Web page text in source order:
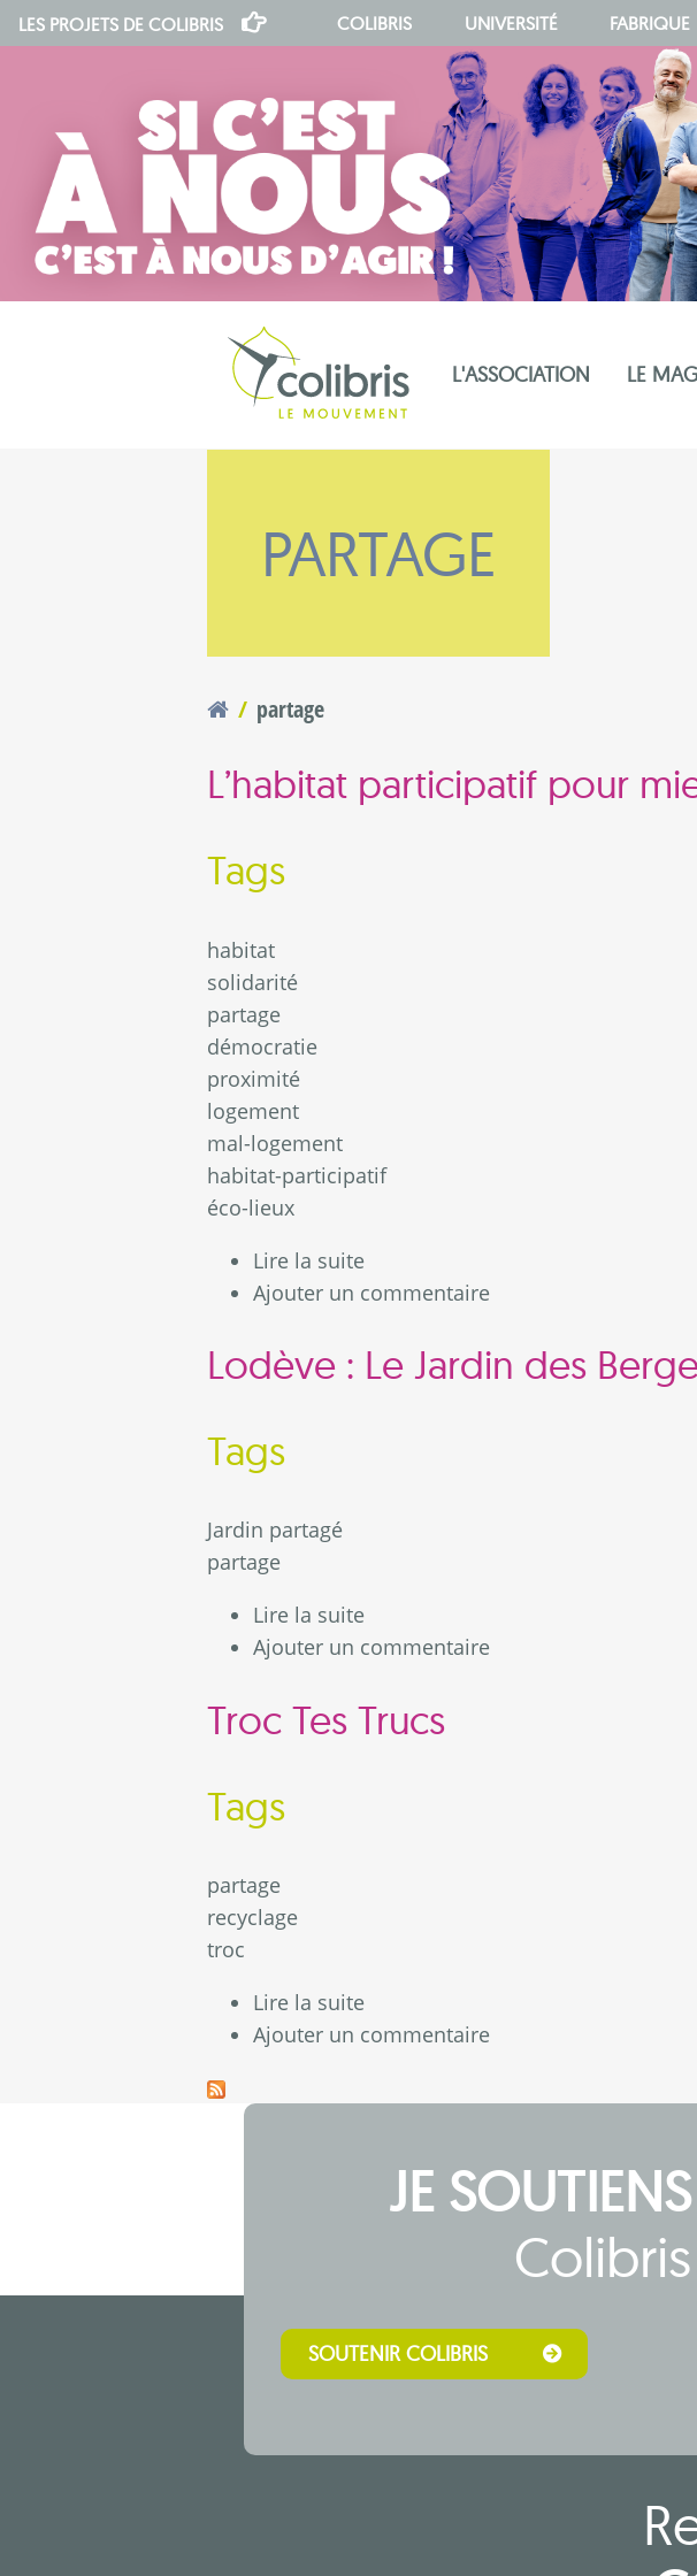
LES PROJETS DE COLIBRIS COLIBRIS UNIVERSITÉ FABRIQUE
L'ASSOCIATION LE MAG
PARTAGE
partage
L’habitat participatif pour
Tags
habitat
solidarité
partage
démocratie
proximité
logement
mal-logement
habitat-participatif
éco-lieux
Lire la suite
Ajouter un commentaire
Lodève : Le Jardin des
Tags
Jardin partagé
partage
Lire la suite
Ajouter un commentaire
Troc Tes Trucs
Tags
partage
recyclage
troc
Lire la suite
Ajouter un commentaire
JE SOUTIENS
Colibris
SOUTENIR COLIBRIS